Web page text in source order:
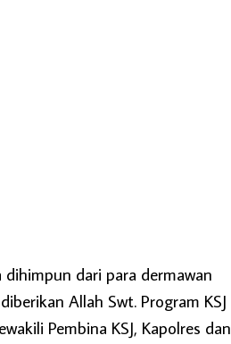
dari para dermawan
Allah Swt. Program KSJ
Pembina KSJ, Kapolres dan